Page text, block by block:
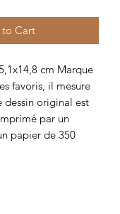
Cart
cm Marque
favoris, il mesure
dessin original est
par un
papier de 350